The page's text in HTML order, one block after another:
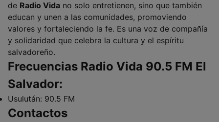
de Radio Vida no solo entretienen, sino que también
educan y unen a las comunidades, promoviendo
valores y fortaleciendo la fe. Es una voz de compañía
y solidaridad que celebra la cultura y el espíritu
salvadoreño.
Frecuencias Radio Vida 90.5 FM El
Salvador:
Usulután: 90.5 FM
Contactos